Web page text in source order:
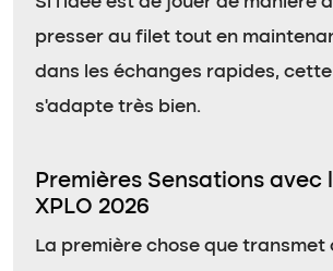
presser au filet tout en
dans les échanges rapides,
s’adapte très bien.
Premières Sensations avec
XPLO 2026
La première chose que transmet